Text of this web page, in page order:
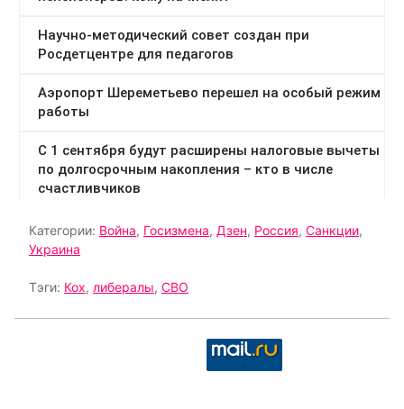
Категории: Война, Госизмена, Дзен, Россия, Санкции,
Украина
Тэги: Кох, либералы, СВО